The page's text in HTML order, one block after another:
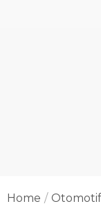
Home Otomotif